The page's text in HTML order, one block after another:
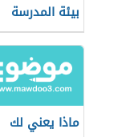
بيئة المدرسة
ماذا يعني لك